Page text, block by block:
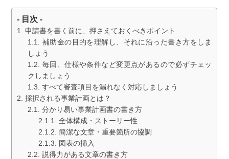
- 目次 -
申請書を書く前に、押さえておくべきポイント
補助金の目的を理解し、それに沿った書き方をしま
しょう
毎回、仕様や条件など変更点があるので必ずチェッ
クしましょう
すべて審査項目を漏れなく対応しましょう
採択される事業計画とは？
分かり易い事業計画書の書き方
全体構成・ストーリー性
簡潔な文章・重要箇所の協調
図表の挿入
説得力がある文章の書き方